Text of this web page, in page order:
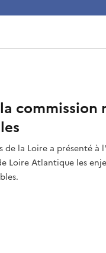
commission
de la Loire a présenté à
Loire Atlantique les